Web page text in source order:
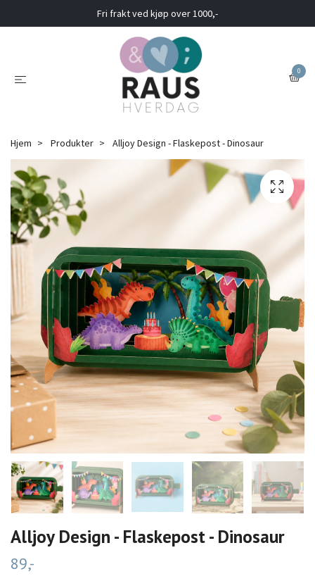
Fri frakt ved kjøp over 1000,-
0
Hjem Produkter Alljoy Design - Flaskepost - Dinosaur
Alljoy Design - Flaskepost - Dinosaur
89,-